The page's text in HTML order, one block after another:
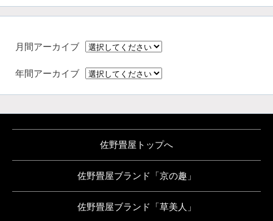
月間アーカイブ
年間アーカイブ
佐野畳屋トップへ
佐野畳屋ブランド「京の趣」
佐野畳屋ブランド「草美人」